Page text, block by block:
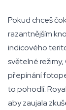
Pokud chceš
razantnějším
indicového
světelné
přepínání
to pohodlí.
aby zaujala